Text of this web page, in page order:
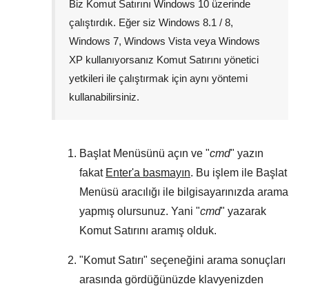
Biz Komut Satırını Windows 10 üzerinde
çalıştırdık. Eğer siz Windows 8.1 / 8,
Windows 7, Windows Vista veya Windows
XP kullanıyorsanız Komut Satırını yönetici
yetkileri ile çalıştırmak için aynı yöntemi
kullanabilirsiniz.
Başlat Menüsünü açın ve "cmd" yazın
fakat Enter'a basmayın. Bu işlem ile Başlat
Menüsü aracılığı ile bilgisayarınızda arama
yapmış olursunuz. Yani "cmd" yazarak
Komut Satırını aramış olduk.
"Komut Satırı" seçeneğini arama sonuçları
arasında gördüğünüzde klavyenizden